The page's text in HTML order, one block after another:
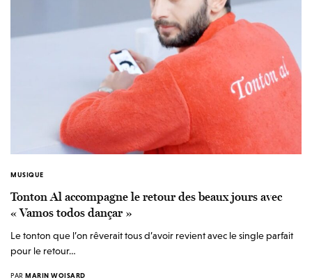
MUSIQUE
Tonton Al accompagne le retour des beaux jours avec
« Vamos todos dançar »
Le tonton que l’on rêverait tous d’avoir revient avec le single parfait
pour le retour…
PAR MARIN WOISARD